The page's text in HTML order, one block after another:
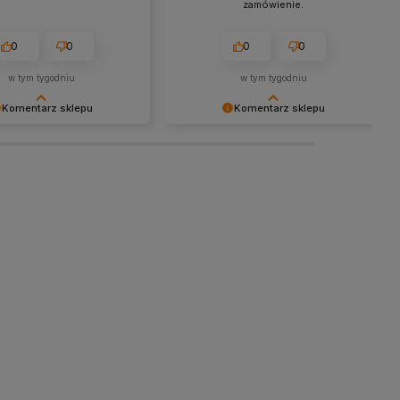
Komentarz sklepu
Dziękujemy raz
0 0
w tym tygodniu
Komentarz sklepu
zamówienie.
0 0
w tym tygodniu